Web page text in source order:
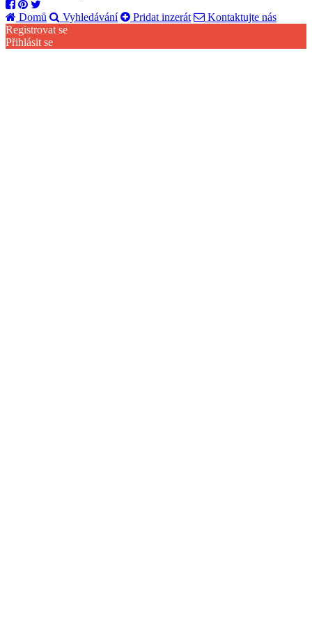
Domů Vyhledávání Pridat inzerát
Kontaktujte nás
Registrovat se
Přihlásit se